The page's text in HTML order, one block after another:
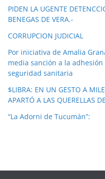
PIDEN LA UGENTE
BENEGAS DE VERA.-
CORRUPCION JUDICIAL
Por iniciativa de Amalia
media sanción a la
seguridad sanitaria
$LIBRA: EN UN GESTO A
APARTÓ A LAS QUERELLAS
“La Adorni de Tucumán”: